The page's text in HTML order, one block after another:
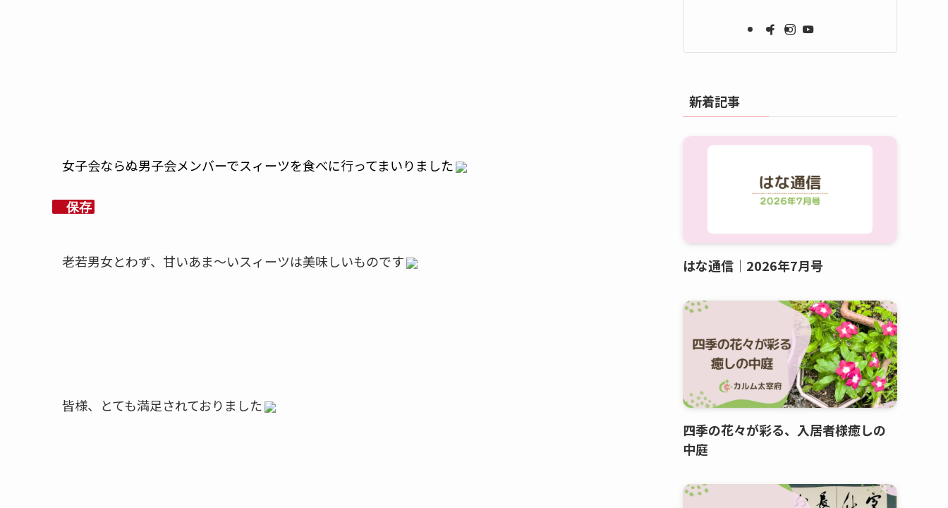
女子会ならぬ男子会メンバーでスィーツを食べに行ってまいりました
老若男女とわず、甘いあま～いスィーツは美味しいものです
皆様、とても満足されておりました
保存
新着記事
はな通信｜2026年7月号
四季の花々が彩る、入居者様癒しの
中庭